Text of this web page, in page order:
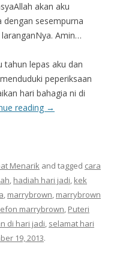
akan aku
dengan sesempurna
Amin…
tahun lepas aku dan
peperiksaan
hari bahagia ni di
reading →
Menarik and tagged cara
, hadiah hari jadi, kek
, marrybrown, marrybrown
marrybrown, Puteri
di hari jadi, selamat hari
19, 2013.